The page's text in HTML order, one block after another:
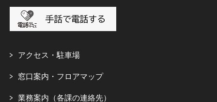
アクセス・駐車場
窓口案内・フロアマップ
業務案内（各課の連絡先）